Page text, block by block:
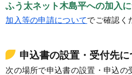
ふう太ネット木島平への加入
加入等の申請についてでご確認く
申込書の設置・受付先に
次の場所で申込書の設置・申込の